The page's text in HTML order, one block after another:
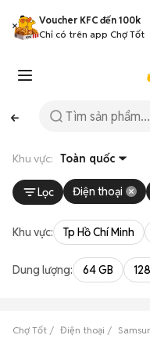
Voucher KFC đến 100k
Chỉ có trên app Chợ Tốt
Khu vực: Toàn quốc
Lọc Điện thoại
Khu vực: Tp Hồ Chí Minh
Dung lượng: 64 GB
Chợ Tốt Điện thoại